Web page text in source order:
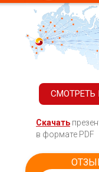
Скачать
в формате PDF